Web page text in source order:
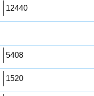
12440
5408
1520